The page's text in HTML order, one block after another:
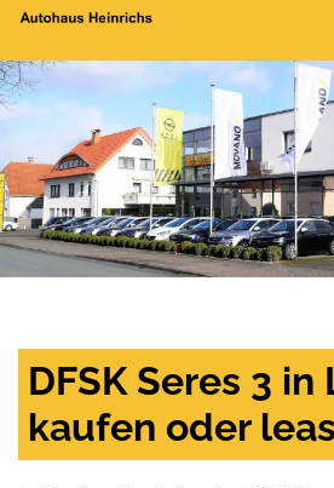
DFSK Seres 3 in
kaufen oder